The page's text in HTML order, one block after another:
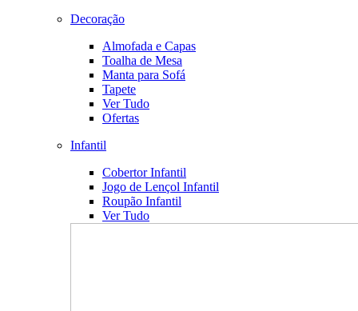
Decoração
Almofada e Capas
Toalha de Mesa
Manta para Sofá
Tapete
Ver Tudo
Ofertas
Infantil
Cobertor Infantil
Jogo de Lençol Infantil
Roupão Infantil
Ver Tudo